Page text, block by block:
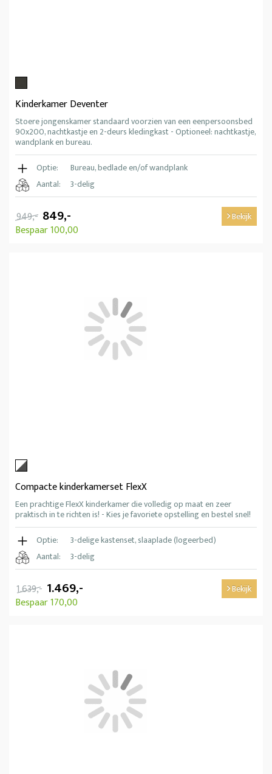
Kinderkamer Deventer
Stoere jongenskamer standaard voorzien van een eenpersoonsbed
90x200, nachtkastje en 2-deurs kledingkast - Optioneel: nachtkastje,
wandplank en bureau.
Optie:
Bureau, bedlade en/of wandplank
Aantal:
3-delig
949,- 849,-
Bespaar 100,00
Bekijk
Compacte kinderkamerset FlexX
Een prachtige FlexX kinderkamer die volledig op maat en zeer
praktisch in te richten is! - Kies je favoriete opstelling en bestel snel!
Optie:
3-delige kastenset, slaaplade (logeerbed)
Aantal:
3-delig
1.639,- 1.469,-
Bespaar 170,00
Bekijk